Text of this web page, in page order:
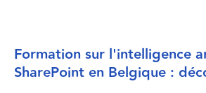
Formation sur l'intelligence
SharePoint en Belgique :